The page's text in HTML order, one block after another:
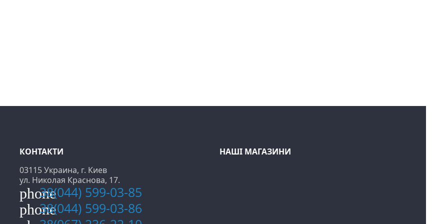
КОНТАКТИ
03115 Украина, г. Киев
ул. Николая Краснова, 17.
phone38(044) 599-03-85
phone38(044) 599-03-86
НАШІ МАГАЗИНИ